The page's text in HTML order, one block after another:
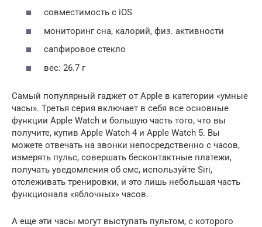
совместимость с iOS
мониторинг сна, калорий, физ. активности
сапфировое стекло
вес: 26.7 г
Самый популярный гаджет от Apple в категории «умные
часы». Третья серия включает в себя все основные
функции Apple Watch и большую часть того, что вы
получите, купив Apple Watch 4 и Apple Watch 5. Вы
можете отвечать на звонки непосредственно с часов,
измерять пульс, совершать бесконтактные платежи,
получать уведомления об смс, используйте Siri,
отслеживать тренировки, и это лишь небольшая часть
функционала «яблочных» часов.
А еще эти часы могут выступать пультом, с которого